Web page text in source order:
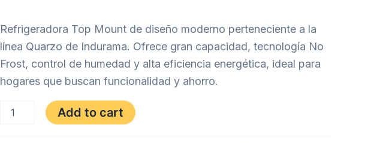
Refrigeradora Top Mount de diseño moderno perteneciente a la
línea Quarzo de Indurama. Ofrece gran capacidad, tecnología No
Frost, control de humedad y alta eficiencia energética, ideal para
hogares que buscan funcionalidad y ahorro.
REFRIGERADORA
INDURAMA
Add to cart